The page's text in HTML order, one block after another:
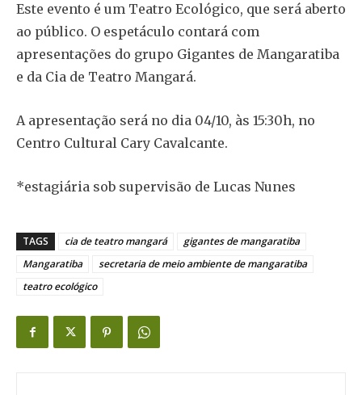
Este evento é um Teatro Ecológico, que será aberto
ao público. O espetáculo contará com
apresentações do grupo Gigantes de Mangaratiba
e da Cia de Teatro Mangará.
A apresentação será no dia 04/10, às 15:30h, no
Centro Cultural Cary Cavalcante.
*estagiária sob supervisão de Lucas Nunes
TAGS cia de teatro mangará
gigantes de mangaratiba
Mangaratiba
secretaria de meio ambiente de mangaratiba
teatro ecológico